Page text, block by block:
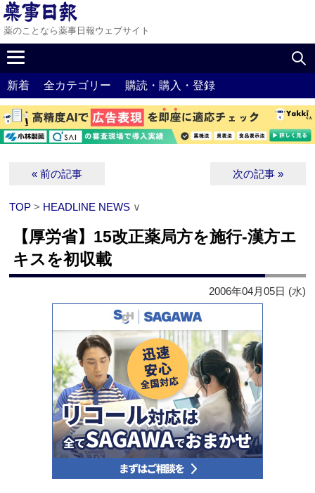
薬のことなら薬事日報ウェブサイト
新着 全カテゴリー 購読・購入・登録
« 前の記事 次の記事 »
TOP > HEADLINE NEWS ∨
【厚労省】15改正薬局方を施行‐漢方エ
キスを初収載
2006年04月05日 (水)